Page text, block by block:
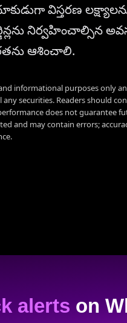
విస్తరణ
నిర్వహించాల్సిన
ఆశించాలి.
informational purposes only
securities. Readers should
does not guarantee
and may contain errors;
alerts on